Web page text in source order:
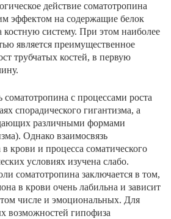
действие соматотропина
эффектом на содержащие белок
костную систе­му. При этом наиболее
являет­ся преимущественное
трубча­тых костей, в первую
с процессами роста
спорадического гиган­тизма, а
различными фор­мами
Однако взаимосвязь
крови и процесса соматического
условиях изучена слабо.
соматотропина заключается в том,
в крови очень лабильна и зависит
числе и эмоциональ­ных. Для
возможностей гипофи­за